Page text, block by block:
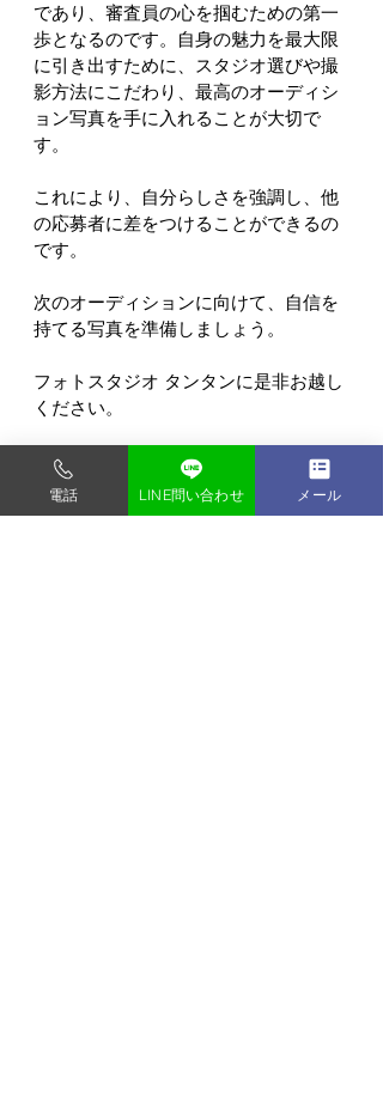
であり、審査員の心を掴むための第一
歩となるのです。自身の魅力を最大限
に引き出すために、スタジオ選びや撮
影方法にこだわり、最高のオーディシ
ョン写真を手に入れることが大切で
す。
これにより、自分らしさを強調し、他
の応募者に差をつけることができるの
です。
次のオーディションに向けて、自信を
持てる写真を準備しましょう。
フォトスタジオ タンタンに是非お越し
ください。
電話 LINE問い合わせ メール